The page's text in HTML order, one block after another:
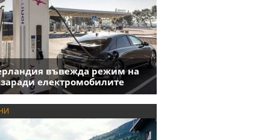
въвежда режим на
заради електромобилите